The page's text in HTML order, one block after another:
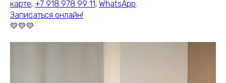
карте; +7 918 978 99 11; WhatsApp.
Записаться онлайн!
💛💛💛